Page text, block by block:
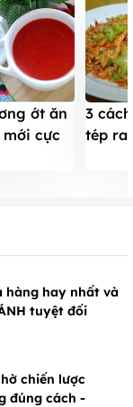
ớt ăn
mới cực
3
tép
hàng hay nhất và
tuyệt đối
chiến lược
đúng cách -